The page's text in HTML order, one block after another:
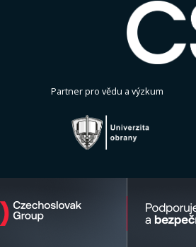
Partner pro vědu a výzkum